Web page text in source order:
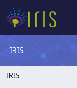
IRIS
IRIS